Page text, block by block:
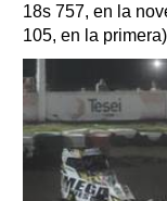
18s 757, en la
105, en la